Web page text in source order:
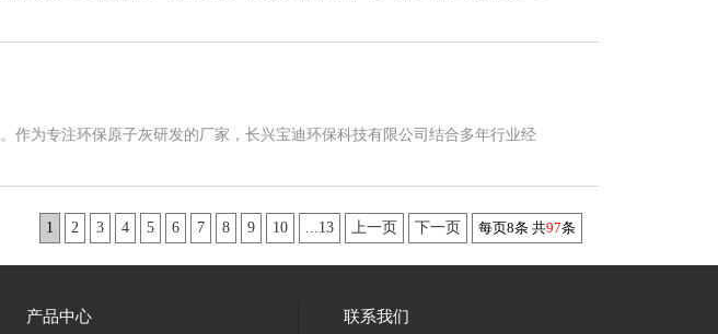
作为专注环保原子灰研发的厂家，长兴宝迪环保科技有限公司结合多年行业经
1 2 3 4 5 6 7 8 9 10 ...13 上一页 下一页 每页8条 共97条
产品中心 联系我们